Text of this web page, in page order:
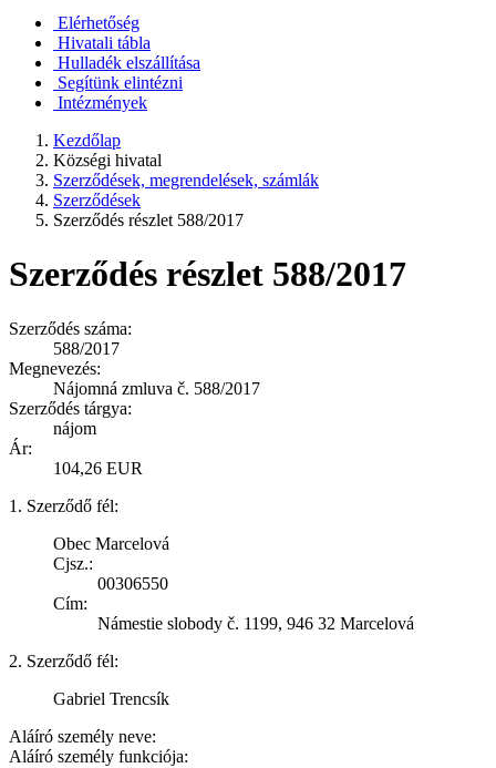
Elérhetőség
Hivatali tábla
Hulladék elszállítása
Segítünk elintézni
Intézmények
Kezdőlap
Községi hivatal
Szerződések, megrendelések, számlák
Szerződések
Szerződés részlet 588/2017
Szerződés részlet 588/2017
Szerződés száma:
588/2017
Megnevezés:
Nájomná zmluva č. 588/2017
Szerződés tárgya:
nájom
Ár:
104,26 EUR
1. Szerződő fél:
Obec Marcelová
Cjsz.:
00306550
Cím:
Námestie slobody č. 1199, 946 32 Marcelová
2. Szerződő fél:
Gabriel Trencsík
Aláíró személy neve:
Aláíró személy funkciója: